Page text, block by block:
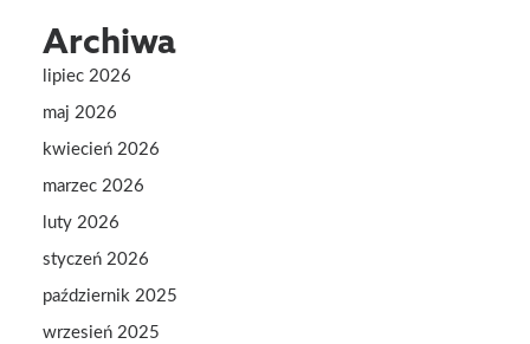
Archiwa
lipiec 2026
maj 2026
kwiecień 2026
marzec 2026
luty 2026
styczeń 2026
październik 2025
wrzesień 2025